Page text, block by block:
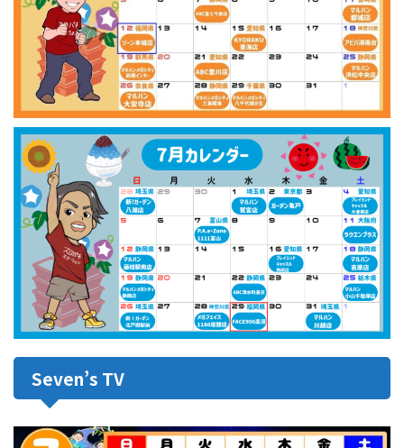
Seven’s TV